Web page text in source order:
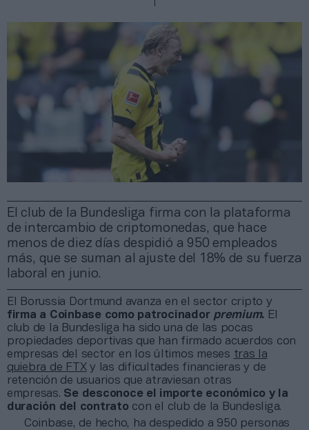
El club de la Bundesliga firma con la plataforma
de intercambio de criptomonedas, que hace
menos de diez días despidió a 950 empleados
más, que se suman al ajuste del 18% de su fuerza
laboral en junio.
El Borussia Dortmund avanza en el sector cripto y
firma a Coinbase como patrocinador premium. El
club de la Bundesliga ha sido una de las pocas
propiedades deportivas que han firmado acuerdos con
empresas del sector en los últimos meses tras la
quiebra de FTX y las dificultades financieras y de
retención de usuarios que atraviesan otras
empresas. Se desconoce el importe económico y la
duración del contrato con el club de la Bundesliga.
Coinbase, de hecho, ha despedido a 950 personas